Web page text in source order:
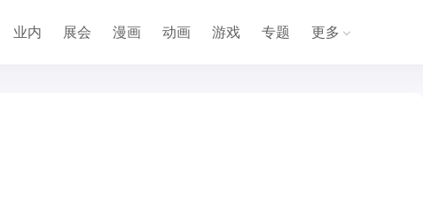
业内 展会 漫画 动画 游戏 专题 更多